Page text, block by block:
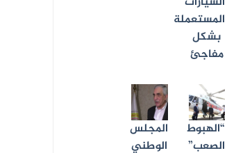
المستعملة
بشكل
مفاجئ
“الهبوط
الصعب”
المجلس
الوطني